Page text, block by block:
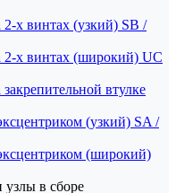
х винтах (узкий) SB /
х винтах (широкий) UC
втулке
(узкий) SA /
(широкий)
в сборе